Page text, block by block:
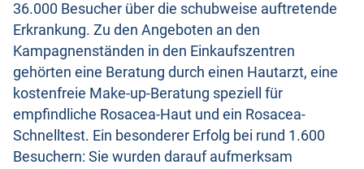
36.000 Besucher über die schubweise auftretende
Erkrankung. Zu den Angeboten an den
Kampagnenständen in den Einkaufszentren
gehörten eine Beratung durch einen Hautarzt, eine
kostenfreie Make-up-Beratung speziell für
empfindliche Rosacea-Haut und ein Rosacea-
Schnelltest. Ein besonderer Erfolg bei rund 1.600
Besuchern: Sie wurden darauf aufmerksam